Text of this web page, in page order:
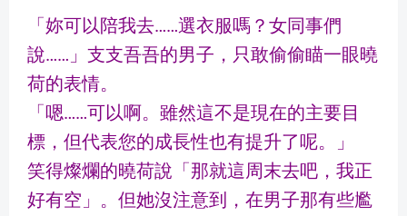
「妳可以陪我去……選衣服嗎？女同事們
說……」支支吾吾的男子，只敢偷偷瞄一眼曉
荷的表情。
「嗯……可以啊。雖然這不是現在的主要目
標，但代表您的成長性也有提升了呢。」
笑得燦爛的曉荷說「那就這周末去吧，我正
好有空」。但她沒注意到，在男子那有些尷